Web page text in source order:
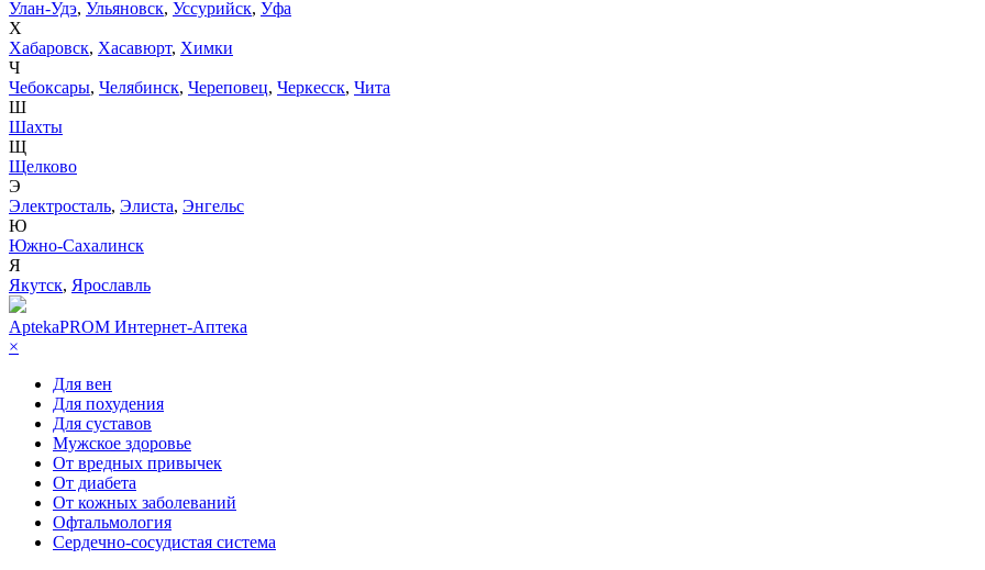
Улан-Удэ, Ульяновск, Уссурийск, Уфа
Х
Хабаровск, Хасавюрт, Химки
Ч
Чебоксары, Челябинск, Череповец, Черкесск, Чита
Ш
Шахты
Щ
Щелково
Э
Электросталь, Элиста, Энгельс
Ю
Южно-Сахалинск
Я
Якутск, Ярославль
AptekaPROM Интернет-Аптека
×
Для вен
Для похудения
Для суставов
Мужское здоровье
От вредных привычек
От диабета
От кожных заболеваний
Офтальмология
Сердечно-сосудистая система